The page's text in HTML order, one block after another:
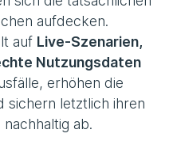
aufdecken.
auf Live-Szenarien,
Nutzungsdaten
erhöhen die
sichern letztlich ihren
ab.